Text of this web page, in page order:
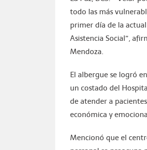
todo las más
primer día de la
Asistencia Social”,
Mendoza.
El albergue se logró
un costado del
de atender a
económica y
Mencionó que el